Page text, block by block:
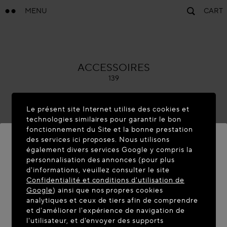
MENU CART
BIENVENUE SUR MAISON-
ALAIA.COM
Vous semblez être dans le pays suivant : United
States. Souhaitez-vous mettre à jour votre
localisation ?
ALAÏA
ACCESSOIRES
139
Le présent site Internet utilise des cookies et
technologies similaires pour garantir le bon
fonctionnement du Site et la bonne prestation
des services ici proposes. Nous utilisons
également divers services Google y compris la
personnalisation des annonces (pour plus
d'informations, veuillez consulter le site
Confidentialité et conditions d'utilisation de
Google) ainsi que nos propres cookies
analytiques et ceux de tiers afin de comprendre
et d'améliorer l'expérience de navigation de
l'utilisateur, et d'envoyer des supports